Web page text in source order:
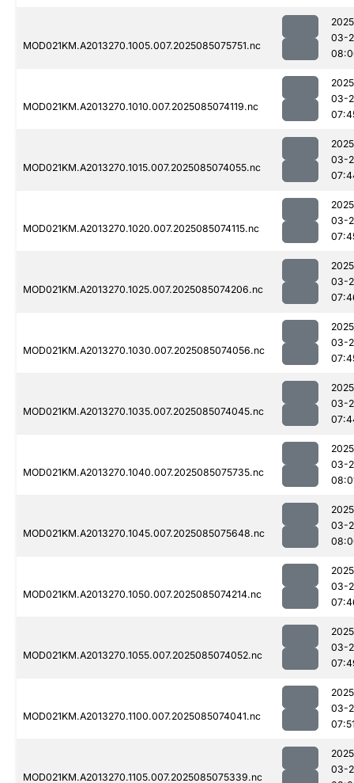
MOD021KM.A2013270.1005.007.2025085075751.nc
03-
MOD021KM.A2013270.1010.007.2025085074119.nc
03-
MOD021KM.A2013270.1015.007.2025085074055.nc
03-
MOD021KM.A2013270.1020.007.2025085074115.nc
03-
MOD021KM.A2013270.1025.007.2025085074206.nc
03-
MOD021KM.A2013270.1030.007.2025085074056.nc
03-
MOD021KM.A2013270.1035.007.2025085074045.nc
03-
MOD021KM.A2013270.1040.007.2025085075735.nc
03-
MOD021KM.A2013270.1045.007.2025085075648.nc
03-
MOD021KM.A2013270.1050.007.2025085074214.nc
03-
MOD021KM.A2013270.1055.007.2025085074052.nc
03-
MOD021KM.A2013270.1100.007.2025085074041.nc
03-
MOD021KM.A2013270.1105.007.2025085075339.nc
03-